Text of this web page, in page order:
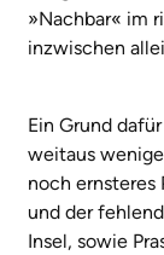
»Nachbar« im
inzwischen
Ein Grund
weitaus
noch ernsteres
und der
Insel, sowie